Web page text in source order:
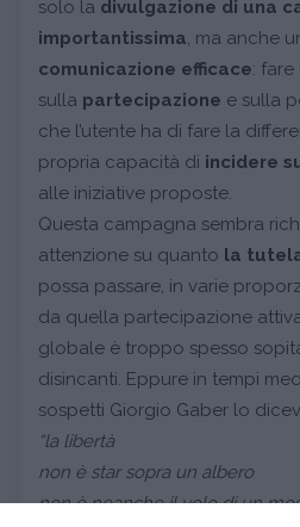
solo la divulgazione di una
importantissima , ma anche
comunicazione efficace:
sulla partecipazione e sulla
che l’utente ha di fare la
propria capacità di incidere
alle iniziative proposte.
Questa campagna sembra
attenzione su quanto la
possa passare, in varie
da quella partecipazione
globale è troppo spesso
disincanti. Eppure in tempi
sospetti Giorgio Gaber lo
“la libertà
non è star sopra un albero
non è neanche il volo di un